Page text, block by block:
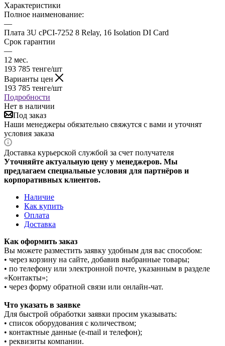
Характеристики
Полное наименование:
—
Плата 3U cPCI-7252 8 Relay, 16 Isolation DI Card
Срок гарантии
—
12 мес.
193 785 тенге/шт
Варианты цен
193 785 тенге/шт
Подробности
Нет в наличии
Под заказ
Наши менеджеры обязательно свяжутся с вами и уточнят
условия заказа
Доставка курьерской службой за счет получателя
Уточняйте актуальную цену у менеджеров. Мы
предлагаем специальные условия для партнёров и
корпоративных клиентов.
Наличие
Как купить
Оплата
Доставка
Как оформить заказ
Вы можете разместить заявку удобным для вас способом:
• через корзину на сайте, добавив выбранные товары;
• по телефону или электронной почте, указанным в разделе
«Контакты»;
• через форму обратной связи или онлайн-чат.
Что указать в заявке
Для быстрой обработки заявки просим указывать:
• список оборудования с количеством;
• контактные данные (e-mail и телефон);
• реквизиты компании.